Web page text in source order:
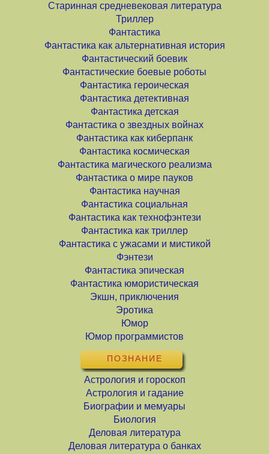
Старинная средневековая литература
Триллер
Фантастика
Фантастика как альтернативная история
Фантастический боевик
Фантастические боевые роботы
Фантастика героическая
Фантастика детективная
Фантастика детская
Фантастика о звездных войнах
Фантастика как киберпанк
Фантастика космическая
Фантастика магического реализма
Фантастика о мире пауков
Фантастика научная
Фантастика социальная
Фантастика как технофэнтези
Фантастика как триллер
Фантастика с ужасами и мистикой
Фэнтези
Фантастика эпическая
Фантастика юмористическая
Экшн, приключения
Эротика
Юмор
Юмор программистов
ПОЗНАНИЕ
Астрология и гороскоп
Астрология и гадание
Биографии и мемуары
Биология
Деловая литература
Деловая литература о банках